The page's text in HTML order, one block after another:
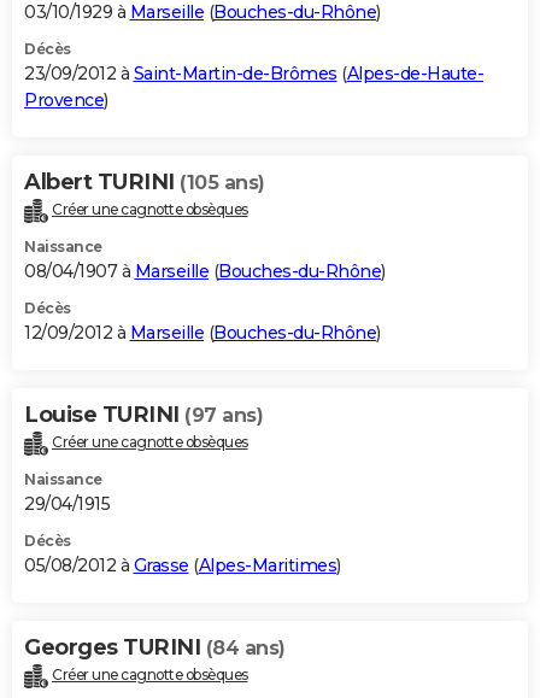
03/10/1929 à Marseille (Bouches-du-Rhône)
Décès
23/09/2012 à Saint-Martin-de-Brômes (Alpes-de-Haute-
Provence)
Albert TURINI (105 ans)
Créer une cagnotte obsèques
Naissance
08/04/1907 à Marseille (Bouches-du-Rhône)
Décès
12/09/2012 à Marseille (Bouches-du-Rhône)
Louise TURINI (97 ans)
Créer une cagnotte obsèques
Naissance
29/04/1915
Décès
05/08/2012 à Grasse (Alpes-Maritimes)
Georges TURINI (84 ans)
Créer une cagnotte obsèques